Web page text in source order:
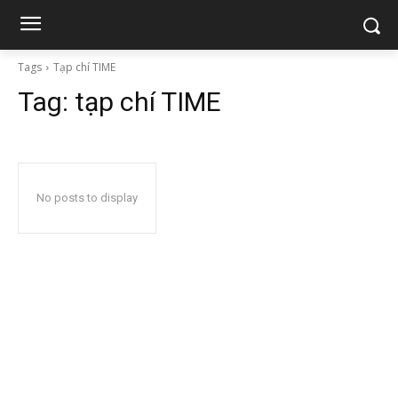
Tags Tạp chí TIME
Tag: tạp chí TIME
No posts to display